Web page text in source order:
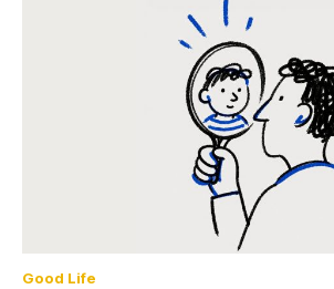
Good Life